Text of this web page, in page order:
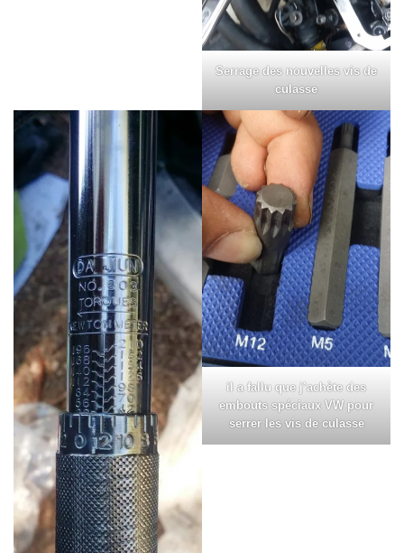
Serrage des nouvelles vis de
culasse
il a fallu que j’achète des
embouts spéciaux VW pour
serrer les vis de culasse